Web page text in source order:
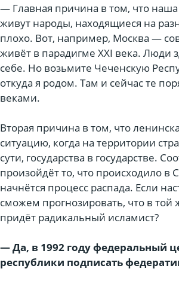
— Главная причина в том, что
живут народы, находящиеся на
плохо. Вот, например, Москва —
живёт в парадигме XXI века. Люди
себе. Но возьмите Чеченскую
откуда я родом. Там и сейчас те
веками.
Вторая причина в том, что
ситуацию, когда на территории
сути, государства в государстве.
произойдёт то, что происходило
начнётся процесс распада. Если
сможем прогнозировать, что в
придёт радикальный исламист?
— Да, в 1992 году федеральный
республики подписать